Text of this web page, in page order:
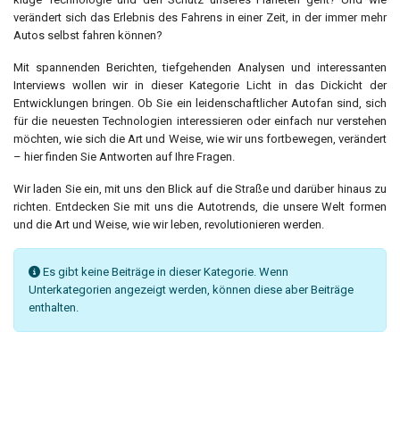
verändert sich das Erlebnis des Fahrens in einer Zeit, in der immer mehr
Autos selbst fahren können?
Mit spannenden Berichten, tiefgehenden Analysen und interessanten
Interviews wollen wir in dieser Kategorie Licht in das Dickicht der
Entwicklungen bringen. Ob Sie ein leidenschaftlicher Autofan sind, sich
für die neuesten Technologien interessieren oder einfach nur verstehen
möchten, wie sich die Art und Weise, wie wir uns fortbewegen, verändert
– hier finden Sie Antworten auf Ihre Fragen.
Wir laden Sie ein, mit uns den Blick auf die Straße und darüber hinaus zu
richten. Entdecken Sie mit uns die Autotrends, die unsere Welt formen
und die Art und Weise, wie wir leben, revolutionieren werden.
Information
Es gibt keine Beiträge in dieser Kategorie. Wenn
Unterkategorien angezeigt werden, können diese aber Beiträge
enthalten.